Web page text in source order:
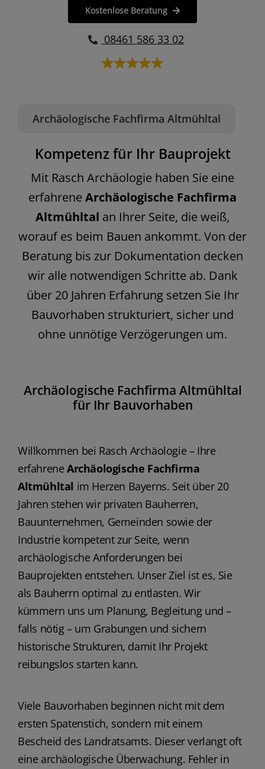
Archäologische Fachfirma Altmühltal
Kompetenz für Ihr Bauprojekt
Mit Rasch Archäologie haben Sie eine
erfahreneArchäologische Fachfirma
Altmühltal an Ihrer Seite, die weiß,
worauf es beim Bauen ankommt. Von der
Beratung bis zur Dokumentation decken
wir alle notwendigen Schritte ab. Dank
über 20 Jahren Erfahrung setzen Sie Ihr
Bauvorhaben strukturiert, sicher und
ohne unnötige Verzögerungen um.
Kostenlose Beratung
08461 586 33 02
Archäologische Fachfirma Altmühltal
für Ihr Bauvorhaben
Willkommen bei Rasch Archäologie – Ihre
erfahrene Archäologische Fachfirma
Altmühltal im Herzen Bayerns. Seit über 20
Jahren stehen wir privaten Bauherren,
Bauunternehmen, Gemeinden sowie der
Industrie kompetent zur Seite, wenn
archäologische Anforderungen bei
Bauprojekten entstehen. Unser Ziel ist es, Sie
als Bauherrn optimal zu entlasten. Wir
kümmern uns um Planung, Begleitung und –
falls nötig – um Grabungen und sichern
historische Strukturen, damit Ihr Projekt
reibungslos starten kann.
Viele Bauvorhaben beginnen nicht mit dem
ersten Spatenstich, sondern mit einem
Bescheid des Landratsamts. Dieser verlangt oft
eine archäologische Überwachung. Fehler in